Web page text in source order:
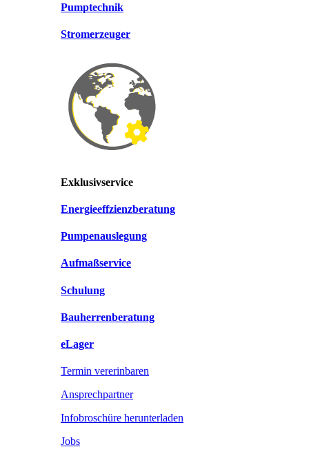
Pumptechnik
Stromerzeuger
Exklusivservice
Energieeffzienzberatung
Pumpenauslegung
Aufmaßservice
Schulung
Bauherrenberatung
eLager
Termin vererinbaren
Ansprechpartner
Infobroschüre herunterladen
Jobs